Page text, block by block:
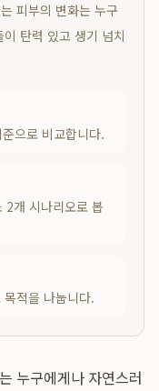
피부의 변화는 누구
탄력 있고 생기 넘치
으로 비교합니다.
2개 시나리오로 봅
적을 나눕니다.
누구에게나 자연스러